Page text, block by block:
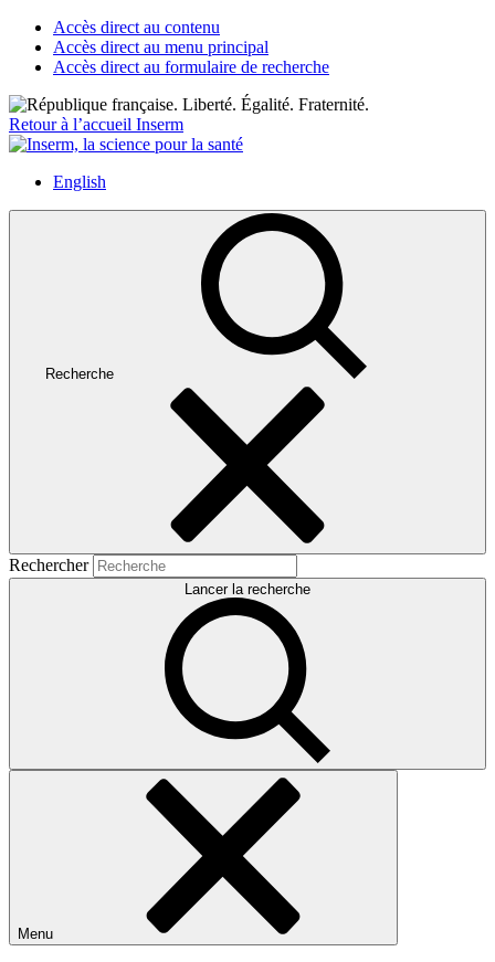
Accès direct au contenu
Accès direct au menu principal
Accès direct au formulaire de recherche
Retour à l’accueil Inserm
English
Recherche
Rechercher
Lancer la recherche
Menu